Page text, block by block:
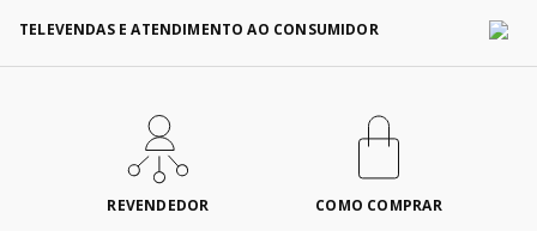
TELEVENDAS E ATENDIMENTO AO CONSUMIDOR
REVENDEDOR COMO COMPRAR